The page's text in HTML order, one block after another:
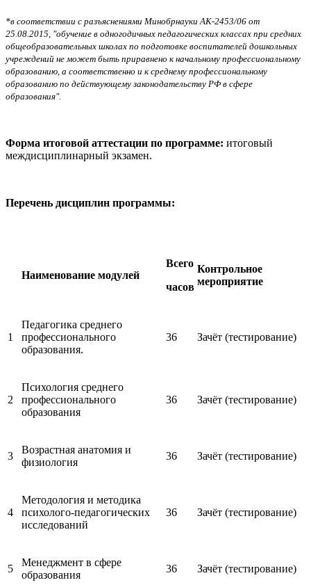
*в соответствии с разъяснениями Минобрнауки АК-2453/06 от
25.08.2015, "обучение в одногодичных педагогических классах при средних
общеобразовательных школах по подготовке воспитателей дошкольных
учреждений не может быть приравнено к начальному профессиональному
образованию, а соответственно и к среднему профессиональному
образованию по действующему законодательству РФ в сфере
образования".
Форма итоговой аттестации по программе: итоговый
междисциплинарный экзамен.
Перечень дисциплин программы:
Наименование модулей
Всего
часов
Контрольное
мероприятие
1
Педагогика среднего
профессионального
образования.
36 Зачёт (тестирование)
2
Психология среднего
профессионального
образования
36 Зачёт (тестирование)
3
Возрастная анатомия и
физиология
36 Зачёт (тестирование)
4
Методология и методика
психолого-педагогических
исследований
36 Зачёт (тестирование)
5
Менеджмент в сфере
образования
36 Зачёт (тестирование)